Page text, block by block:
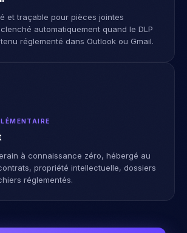
et traçable pour pièces jointes
automatiquement quand le DLP
réglementé dans Outlook ou Gmail.
à connaissance zéro, hébergé au
propriété intellectuelle, dossiers
réglementés.